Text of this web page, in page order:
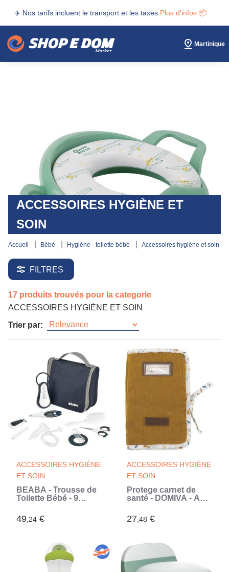
✈️ Nos tarifs incluent le transport et les taxes. Plus d'infos 📦
Martinique
ACCESSOIRES HYGIÈNE ET
SOIN
accueil bébé hygiène - toilette bébé accessoires hygiène et soin
FILTRES
17 produits trouvés pour la categorie
ACCESSOIRES HYGIÈNE ET SOIN
Trier par:
ACCESSOIRES HYGIÈNE
ET SOIN
BÉABA - Trousse de
Toilette Bébé - 9
Thermometre Bain et
Digital - Anneau
Blue (Bleu)
49,24 €
ACCESSOIRES HYGIÈNE
ET SOIN
Protege carnet de
santé - DOMIVA - AU
Caramel (Brun)
27,48 €